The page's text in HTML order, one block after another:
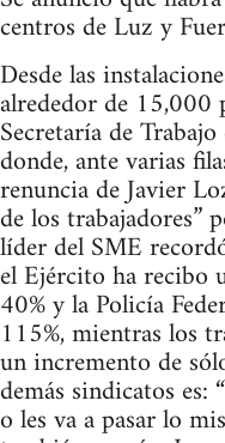
centros de Luz y
Desde las
alrededor de 15,000
Secretaría de
donde, ante varias
renuncia de Javier
de los trabajadores”
líder del SME
el Ejército ha recibo
40% y la Policía
115%, mientras los
un incremento de
demás sindicatos
o les va a pasar lo